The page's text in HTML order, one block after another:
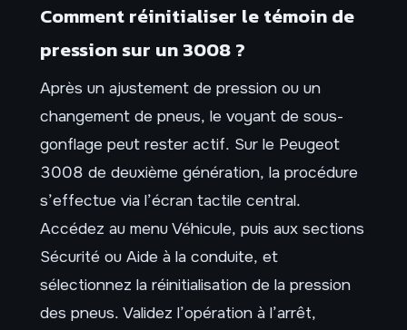
Comment réinitialiser le témoin de
pression sur un 3008 ?
Après un ajustement de pression ou un
changement de pneus, le voyant de sous-
gonflage peut rester actif. Sur le Peugeot
3008 de deuxième génération, la procédure
s’effectue via l’écran tactile central.
Accédez au menu Véhicule, puis aux sections
Sécurité ou Aide à la conduite, et
sélectionnez la réinitialisation de la pression
des pneus. Validez l’opération à l’arrêt,